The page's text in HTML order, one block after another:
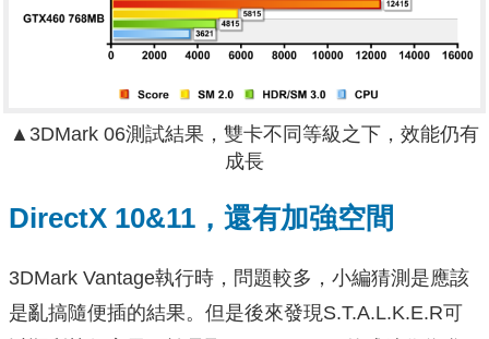
▲3DMark 06測試結果，雙卡不同等級之下，效能仍有
成長
DirectX 10&11，還有加強空間
3DMark Vantage執行時，問題較多，小編猜測是應該
是亂搞隨便插的結果。但是後來發現S.T.A.L.K.E.R可